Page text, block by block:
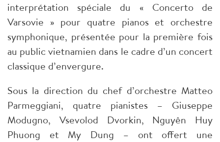
interprétation spéciale du « Concerto de
Varsovie » pour quatre pianos et orchestre
symphonique, présentée pour la première fois
au public vietnamien dans le cadre d’un concert
classique d’envergure.
Sous la direction du chef d’orchestre Matteo
Parmeggiani, quatre pianistes – Giuseppe
Modugno, Vsevolod Dvorkin, Nguyên Huy
Phuong et My Dung – ont offert une